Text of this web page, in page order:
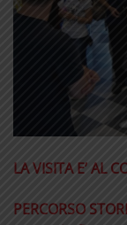
LA VISITA E’ AL
PERCORSO